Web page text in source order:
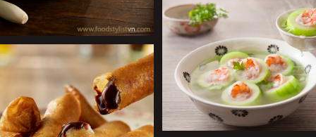
+
+